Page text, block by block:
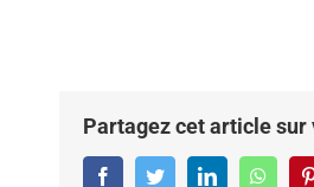
Partagez cet article sur
FacebookTwitterLinkedIn